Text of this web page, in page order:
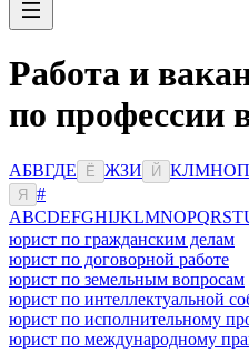
Работа и
по профессии
АБВГДЕ Ё ЖЗИ Й КЛМНОП
Я
#
ABCDEFGHIJKLMNOPQRST
юрист по гражданским делам
юрист по договорной работе
юрист по земельным вопросам
юрист по интеллектуальной
юрист по исполнительному
юрист по международному